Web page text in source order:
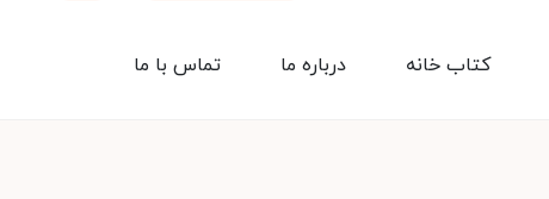
تماس با ما درباره ما کتاب خانه